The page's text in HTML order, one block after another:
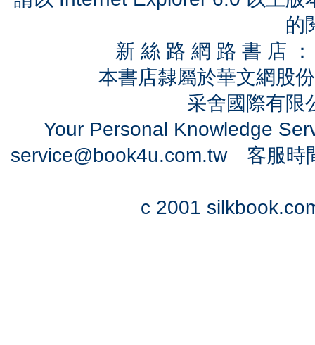
的
新 絲 路 網 路 書 店
本書店隸屬於華文網股
采舍國際有
Your Personal Knowledge
service@book4u.com.tw客服時
c 2001